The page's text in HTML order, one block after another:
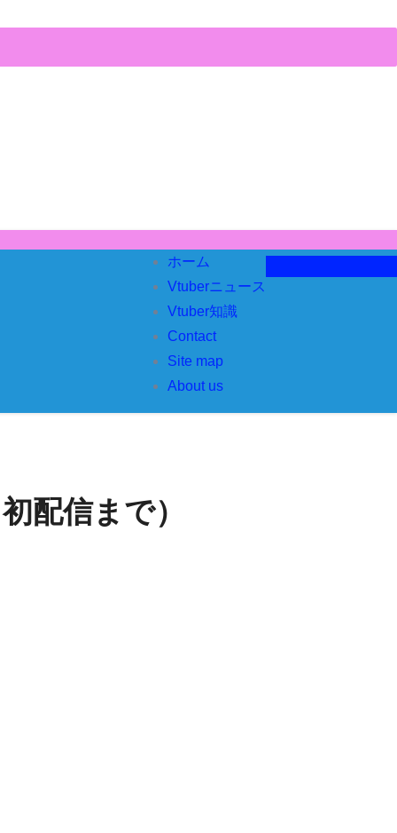
ホーム
Vtuberニュース
Vtuber知識
Contact
Site map
About us
配信まで）